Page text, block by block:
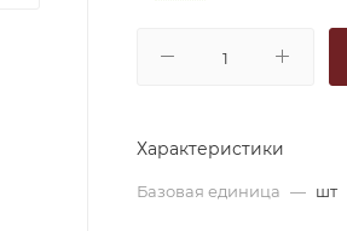
Характеристики
Базовая единица — шт